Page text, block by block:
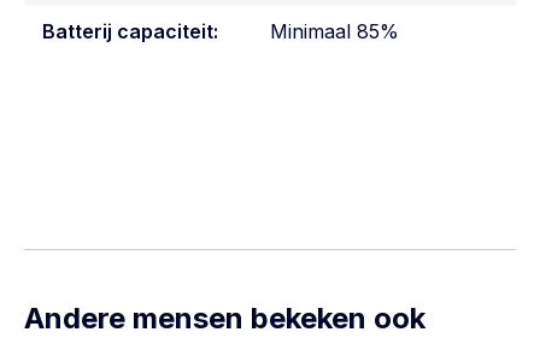
Batterij capaciteit: Minimaal 85%
Andere mensen bekeken ook